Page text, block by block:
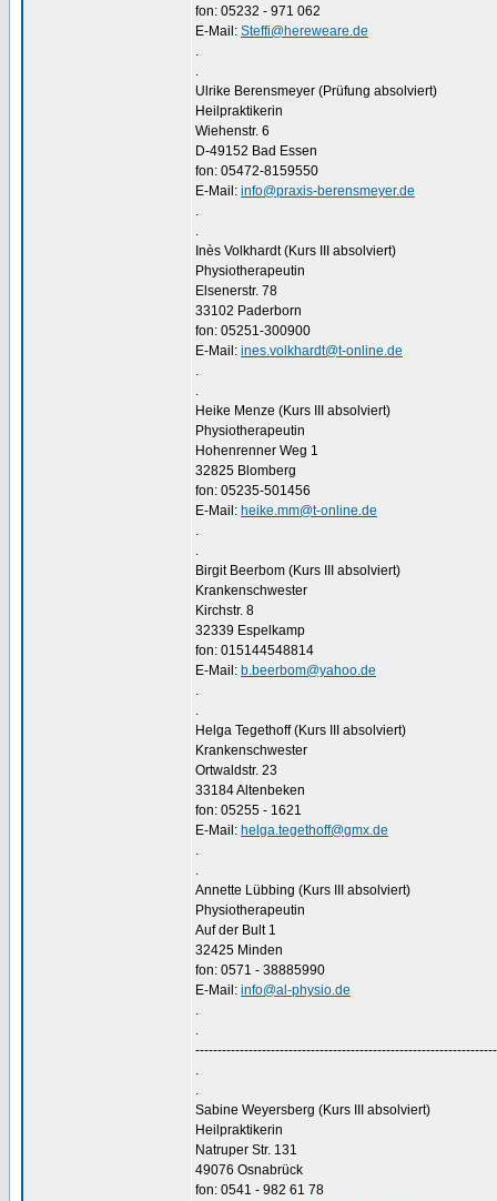
fon: 05232 - 971 062
E-Mail: Steffi@hereweare.de
.
.
Ulrike Berensmeyer (Prüfung absolviert)
Heilpraktikerin
Wiehenstr. 6
D-49152 Bad Essen
fon: 05472-8159550
E-Mail: info@praxis-berensmeyer.de
.
.
Inès Volkhardt (Kurs III absolviert)
Physiotherapeutin
Elsenerstr. 78
33102 Paderborn
fon: 05251-300900
E-Mail: ines.volkhardt@t-online.de
.
.
Heike Menze (Kurs III absolviert)
Physiotherapeutin
Hohenrenner Weg 1
32825 Blomberg
fon: 05235-501456
E-Mail: heike.mm@t-online.de
.
.
Birgit Beerbom (Kurs III absolviert)
Krankenschwester
Kirchstr. 8
32339 Espelkamp
fon: 015144548814
E-Mail: b.beerbom@yahoo.de
.
.
Helga Tegethoff (Kurs III absolviert)
Krankenschwester
Ortwaldstr. 23
33184 Altenbeken
fon: 05255 - 1621
E-Mail: helga.tegethoff@gmx.de
.
.
Annette Lübbing (Kurs III absolviert)
Physiotherapeutin
Auf der Bult 1
32425 Minden
fon: 0571 - 38885990
E-Mail: info@al-physio.de
.
.
.
.
Sabine Weyersberg (Kurs III absolviert)
Heilpraktikerin
Natruper Str. 131
49076 Osnabrück
fon: 0541 - 982 61 78